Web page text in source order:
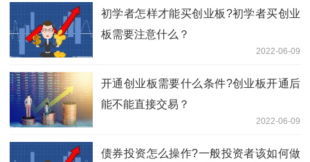
初学者怎样才能买创业板?初学者买创业
板需要注意什么？
2022-06-09
开通创业板需要什么条件?创业板开通后
能不能直接交易？
2022-06-09
债券投资怎么操作?一般投资者该如何做